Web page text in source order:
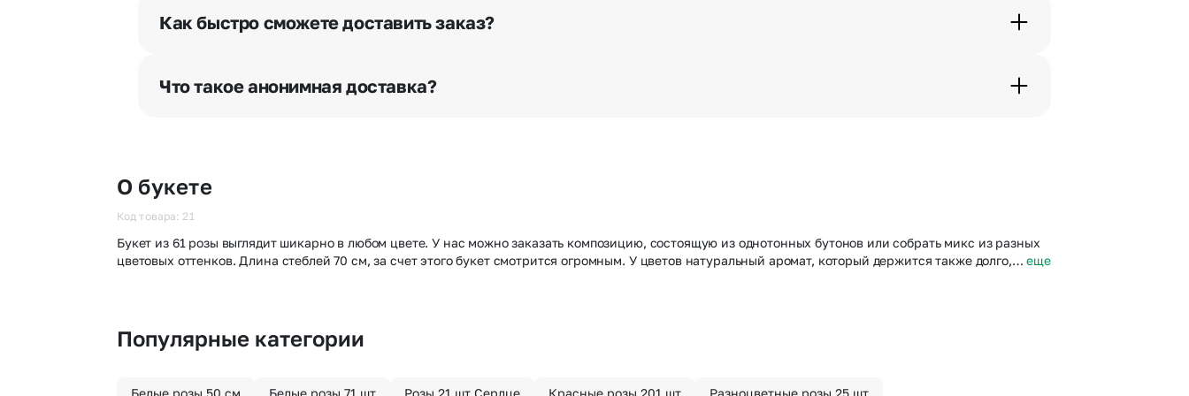
разрешения получателя, после чего высылается заказчику на указанный им почтовый адрес в срок от 1 до 3 дней. Услуга
бесплатная.
Как быстро сможете доставить заказ?
часа после оформления заказа.
Что такое анонимная доставка?
О букете
Код товара: 21
Букет из 61 розы выглядит шикарно в любом цвете. У нас можно заказать композицию, состоящую из однотонных бутонов или собрать микс из разных
цветовых оттенков. Длина стеблей 70 см, за счет этого букет смотрится огромным. У цветов натуральный аромат, который держится также долго,… еще
Популярные категории
Белые розы 50 см Белые розы 71 шт Розы 21 шт Сердце Красные розы 201 шт Разноцветные розы 25 шт